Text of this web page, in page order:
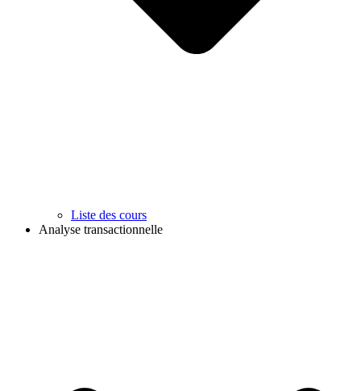
Liste des cours
Analyse transactionnelle